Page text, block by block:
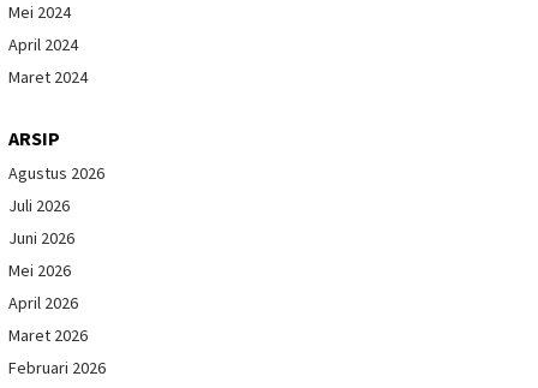
Mei 2024
April 2024
Maret 2024
ARSIP
Agustus 2026
Juli 2026
Juni 2026
Mei 2026
April 2026
Maret 2026
Februari 2026